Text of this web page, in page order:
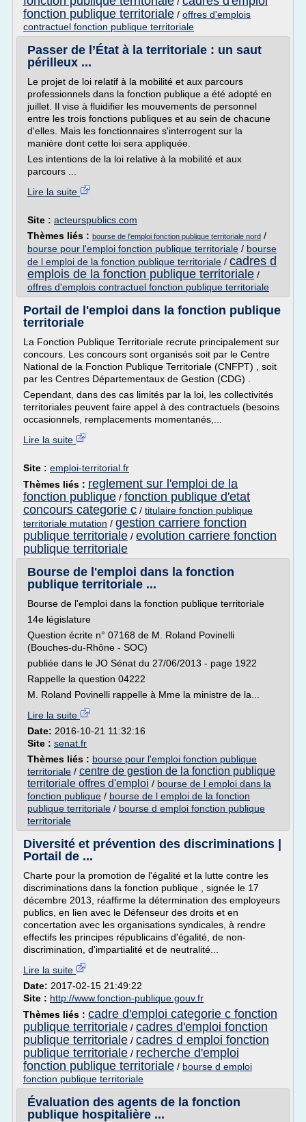
fonction publique territoriale / offres d'emplois
contractuel fonction publique territoriale
Passer de l’État à la territoriale : un saut
périlleux ...
Le projet de loi relatif à la mobilité et aux parcours
professionnels dans la fonction publique a été adopté en
juillet. Il vise à fluidifier les mouvements de personnel
entre les trois fonctions publiques et au sein de chacune
d'elles. Mais les fonctionnaires s'interrogent sur la
manière dont cette loi sera appliquée.
Les intentions de la loi relative à la mobilité et aux
parcours ...
Lire la suite
Site : acteurspublics.com
Thèmes liés : bourse de l'emploi fonction publique territoriale nord /
bourse pour l'emploi fonction publique territoriale / bourse
de l emploi de la fonction publique territoriale / cadres d
emplois de la fonction publique territoriale /
offres d'emplois contractuel fonction publique territoriale
Portail de l'emploi dans la fonction publique
territoriale
La Fonction Publique Territoriale recrute principalement sur
concours. Les concours sont organisés soit par le Centre
National de la Fonction Publique Territoriale (CNFPT) , soit
par les Centres Départementaux de Gestion (CDG) .
Cependant, dans des cas limités par la loi, les collectivités
territoriales peuvent faire appel à des contractuels (besoins
occasionnels, remplacements momentanés,...
Lire la suite
Site : emploi-territorial.fr
Thèmes liés : reglement sur l'emploi de la
fonction publique / fonction publique d'etat
concours categorie c / titulaire fonction publique
territoriale mutation / gestion carriere fonction
publique territoriale / evolution carriere fonction
publique territoriale
Bourse de l'emploi dans la fonction
publique territoriale ...
Bourse de l'emploi dans la fonction publique territoriale
14e législature
Question écrite n° 07168 de M. Roland Povinelli
(Bouches-du-Rhône - SOC)
publiée dans le JO Sénat du 27/06/2013 - page 1922
Rappelle la question 04222
M. Roland Povinelli rappelle à Mme la ministre de la...
Lire la suite
Date: 2016-10-21 11:32:16
Site : senat.fr
Thèmes liés : bourse pour l'emploi fonction publique
territoriale / centre de gestion de la fonction publique
territoriale offres d'emploi / bourse de l emploi dans la
fonction publique / bourse de l emploi de la fonction
publique territoriale / bourse d emploi fonction publique
territoriale
Diversité et prévention des discriminations |
Portail de ...
Charte pour la promotion de l'égalité et la lutte contre les
discriminations dans la fonction publique , signée le 17
décembre 2013, réaffirme la détermination des employeurs
publics, en lien avec le Défenseur des droits et en
concertation avec les organisations syndicales, à rendre
effectifs les principes républicains d'égalité, de non-
discrimination, d'impartialité et de neutralité...
Lire la suite
Date: 2017-02-15 21:49:22
Site : http://www.fonction-publique.gouv.fr
Thèmes liés : cadre d'emploi categorie c fonction
publique territoriale / cadres d'emploi fonction
publique territoriale / cadres d emploi fonction
publique territoriale / recherche d'emploi
fonction publique territoriale / bourse d emploi
fonction publique territoriale
Évaluation des agents de la fonction
publique hospitalière ...